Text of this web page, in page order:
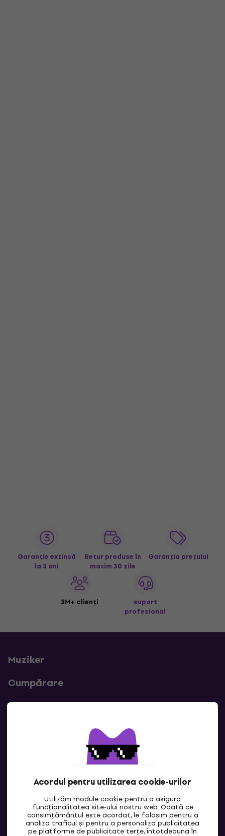
Acordul pentru utilizarea cookie-urilor
Utilizăm module cookie pentru a asigura
funcționalitatea site-ului nostru web. Odată ce
consimțământul este acordat, le folosim pentru a
analiza traficul și pentru a personaliza publicitatea
pe platforme de publicitate terțe, întotdeauna în
Garanție extinsă
la 3 ani
Retur produse în
maxim 30 zile
Garanția prețului
3M+ clienți
suport
profesional
Muziker
Cumpărare
Linkuri utile
Contacte
Contactează-ne